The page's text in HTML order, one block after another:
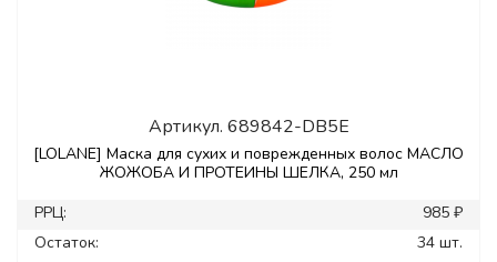
Артикул. 689842-DB5E
[LOLANE] Маска для сухих и поврежденных волос МАСЛО
ЖОЖОБА И ПРОТЕИНЫ ШЕЛКА, 250 мл
РРЦ:
985 ₽
Остаток:
34 шт.